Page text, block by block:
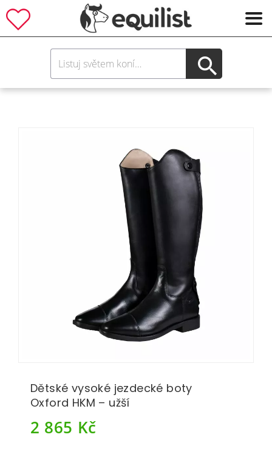
Dětské vysoké jezdecké boty
Oxford HKM – užší
2 865 Kč